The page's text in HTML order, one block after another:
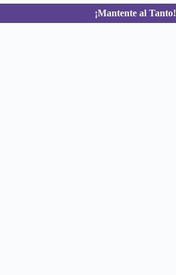
¡Mantente al Tanto!